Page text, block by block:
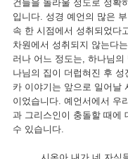
건들을 놀라울 정도로 정확
입니다. 성경 예언의 많은
속 한 시점에서 성취되었다
차원에서 성취되지 않는다
러나 어느 정도는, 하나님
나님의 집이 더럽혀진 후 성
카 이야기는 앞으로 일어날
이었습니다. 예언서에서 우
과 그리스인이 충돌할 때에
수 있습니다.